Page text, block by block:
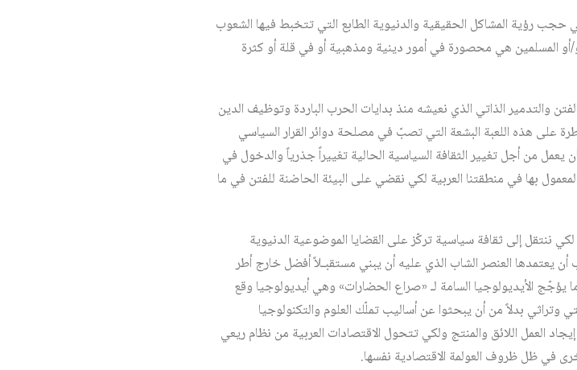
رؤية المشاكل الحقيقية والدنيوية الطابع التي تتخبط فيها الشعوب
و/أو المسلمين هي محصورة في أمور دينية ومذهبية أو في قلة أو كثرة
والتدمير الذاتي الذي نعيشه منذ بدايات الحرب الباردة وتوظيف الدين
على هذه اللعبة البشعة التي تصبّ في مصلحة دوائر القرار السياسي
يعمل من أجل تغيير الثقافة السياسية الحالية تغييراً جذرياً والدخول في
بها في منطقتنا العربية لكي نقضي على البيئة الحاضنة للفتن في ما
ننتقل إلى ثقافة سياسية تركّز على القضايا الموضوعية الدنيوية
يعتمدها العنصر الشاب الذي عليه أن يبني مستقبـلاً أفضل خارج أطر
يؤجّج الأيديولوجيا السامة لـ «صراع الحضارات» وهي أيديولوجيا وقع
بدلاً من أن يبحثوا عن أساليب تملّك العلوم والتكنولوجيا
العمل اللائق والمنتج ولكي تتحول الاقتصادات العربية من نظام ريعي
في ظل ظروف العولمة الاقتصادية نفسها.